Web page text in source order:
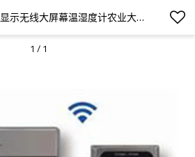
三路温湿度测量显示无线大屏幕温湿度计农业大棚花卉环境温湿度测量
1 / 1